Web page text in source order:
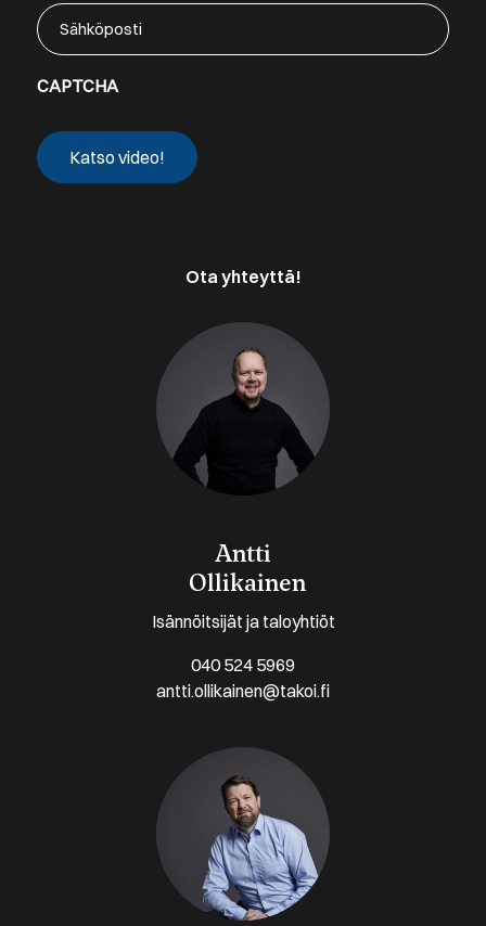
Sähköposti
CAPTCHA
Ota yhteyttä!
Antti
Ollikainen
Isännöitsijät ja taloyhtiöt
040 524 5969
antti.ollikainen@takoi.fi